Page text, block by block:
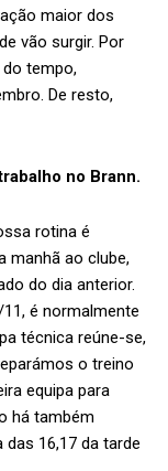
maior dos
vão surgir. Por
tempo,
De resto,
no Brann.
rotina é
manhã ao clube,
do dia anterior.
é normalmente
técnica reúne-se,
o treino
equipa para
há também
16,17 da tarde